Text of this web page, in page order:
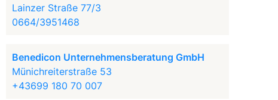
Lainzer Straße 77/3
0664/3951468
Benedicon Unternehmensberatung GmbH
Münichreiterstraße 53
+43699 180 70 007